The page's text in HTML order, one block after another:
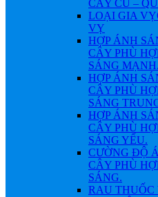
CÂY CỦ –
LOẠI GIA VỴ
VỴ
HỢP ÁNH
CÂY PHÙ
SÁNG MẠNH.
HỢP ÁNH
CÂY PHÙ
SÁNG
HỢP ÁNH
CÂY PHÙ
SÁNG YẾU.
CƯỜNG ĐỘ
CÂY PHÙ
SÁNG.
RAU THUỐC